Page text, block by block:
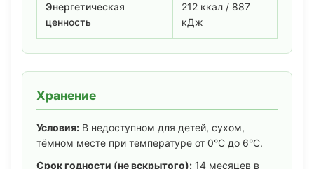
Энергетическая
ценность
212 ккал / 887
кДж
Хранение
Условия: В недоступном для детей, сухом,
тёмном месте при температуре от 0°C до 6°C.
Срок годности (не вскрытого): 14 месяцев в